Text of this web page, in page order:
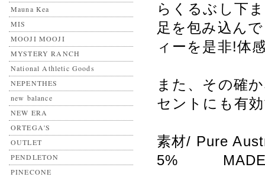
Mauna Kea
MIS
MOOJI MOOJI
MYSTERY RANCH
National Athletic Goods
NEPENTHES
new balance
NEW ERA
ORTEGA'S
OUTLET
PENDLETON
PINECONE
らくるぶし下
足を包み込ん
ィーを是非!体
また、その確
セントにも有
素材/ Pure
5% MADE